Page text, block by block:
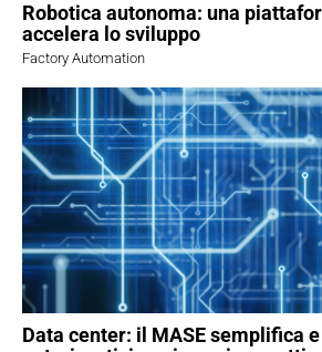
Robotica autonoma: una
accelera lo sviluppo
Factory Automation
Data center: il MASE semplifica